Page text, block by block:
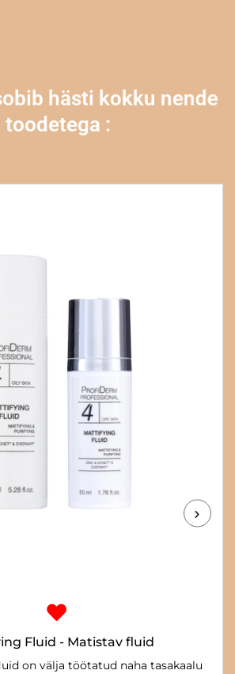
hästi kokku nende
toodetega :
Fluid - Matistav fluid
on välja töötatud naha tasakaalu